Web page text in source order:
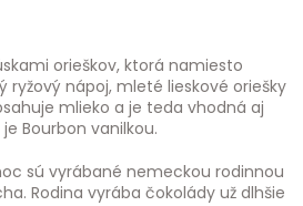
orieškov, ktorá namiesto
ryžový nápoj, mleté ​​lieskové oriešky
mlieko a je teda vhodná aj
Bourbon vanilkou.
sú vyrábané nemeckou rodinnou
Rodina vyrába čokolády už dlhšie